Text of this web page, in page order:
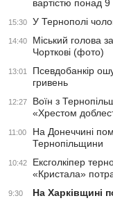
вартістю понад
15:30 У Тернополі
14:40
Міський голова
Чорткові (фото)
13:01
Псевдобанкір
гривень
12:27
Воїн з
«Хрестом
11:00
На Донеччині
Тернопільщини
10:42
Ексголкіпер
«Кристала»
9:30 На Харківщині